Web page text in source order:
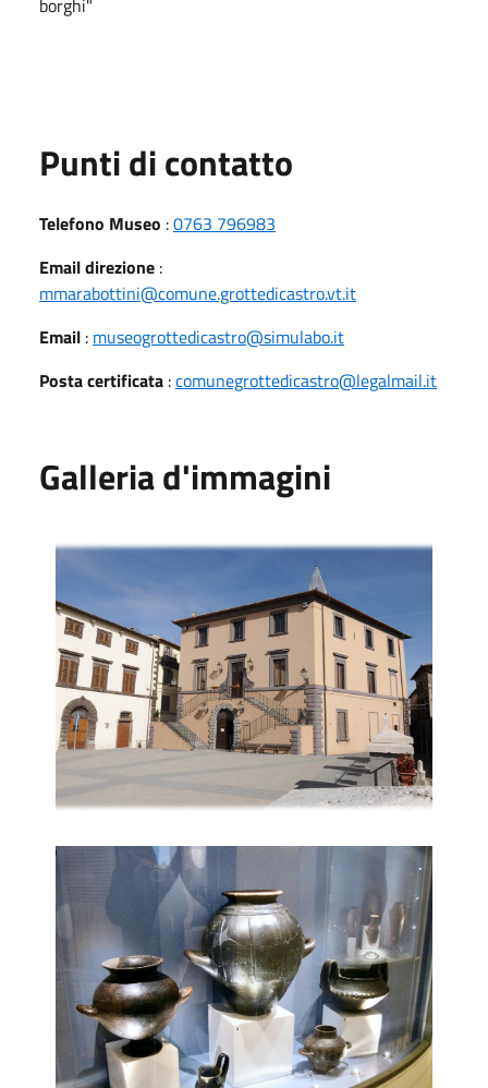
Punti di contatto
Telefono Museo :0763 796983
Email direzione :
mmarabottini@comune.grottedicastro.vt.it
Email : museogrottedicastro@simulabo.it
Posta certificata :comunegrottedicastro@legalmail.it
Galleria d'immagini
Il Palazzo del Vignola, sede del Museo Civita
Alcuni vasi etruschi